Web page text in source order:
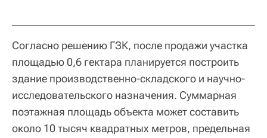
Согласно решению ГЗК, после продажи участка
площадью 0,6 гектара планируется построить
здание производственно-складского и научно-
исследовательского назначения. Суммарная
поэтажная площадь объекта может составить
около 10 тысяч квадратных метров, предельная